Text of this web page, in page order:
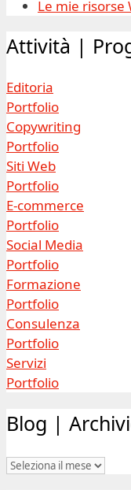
Le mie risorse
Attività |
Editoria
Portfolio
Copywriting
Portfolio
Siti Web
Portfolio
E-commerce
Portfolio
Social Media
Portfolio
Formazione
Portfolio
Consulenza
Portfolio
Servizi
Portfolio
Blog |
Blog